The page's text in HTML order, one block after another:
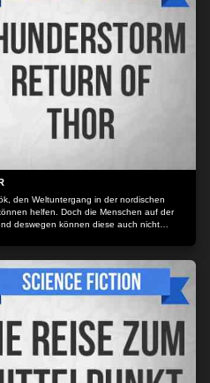
den Weltuntergang in der nordischen
helfen. Doch die Menschen auf der
deswegen können diese auch nicht